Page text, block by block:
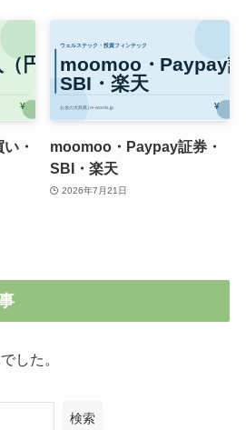
・
moomoo・Paypay証券・
SBI・楽天
2026年7月21日
した。
検索